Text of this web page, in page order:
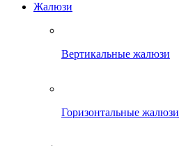
Жалюзи
Вертикальные жалюзи
Горизонтальные жалюзи